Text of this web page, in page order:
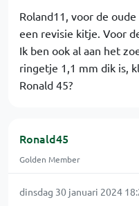
Roland11, voor de
een revisie kitje. Voor
Ik ben ook al aan het
ringetje 1,1 mm dik is,
Ronald 45?
Ronald45
Golden Member
dinsdag 30 januari 2024